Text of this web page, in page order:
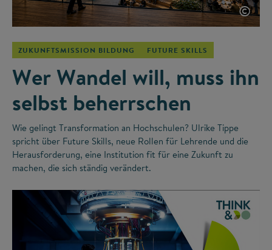
©
ZUKUNFTSMISSION BILDUNG FUTURE SKILLS
Wer Wandel will, muss ihn
selbst beherrschen
Wie gelingt Transformation an Hochschulen? Ulrike Tippe
spricht über Future Skills, neue Rollen für Lehrende und die
Herausforderung, eine Institution fit für eine Zukunft zu
machen, die sich ständig verändert.